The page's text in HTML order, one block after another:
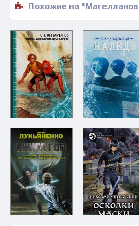
Похожие на "Магелланово Облако - Станислав Лем" книги читать бесплатно